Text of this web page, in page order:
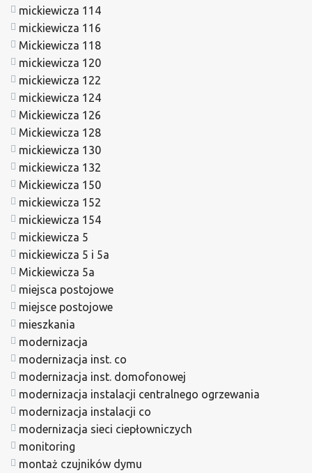
mickiewicza 114
mickiewicza 116
Mickiewicza 118
mickiewicza 120
mickiewicza 122
mickiewicza 124
Mickiewicza 126
Mickiewicza 128
mickiewicza 130
mickiewicza 132
Mickiewicza 150
mickiewicza 152
mickiewicza 154
mickiewicza 5
mickiewicza 5 i 5a
Mickiewicza 5a
miejsca postojowe
miejsce postojowe
mieszkania
modernizacja
modernizacja inst. co
modernizacja inst. domofonowej
modernizacja instalacji centralnego ogrzewania
modernizacja instalacji co
modernizacja sieci ciepłowniczych
monitoring
montaż czujników dymu